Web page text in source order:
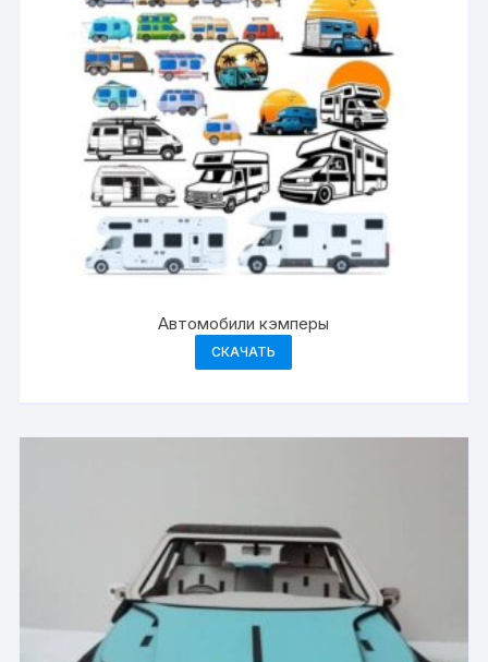
Автомобили кэмперы
СКАЧАТЬ